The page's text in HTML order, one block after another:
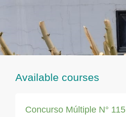
Available courses
Concurso Múltiple N° 115